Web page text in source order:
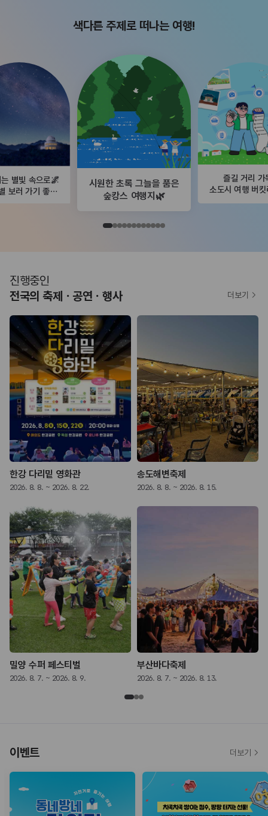
색다른 주제로 떠나는 여행!
별빛 속으로🌌
보러 가기 좋은
시원한 초록 그늘을 품은
숲캉스 여행지🌿
즐길 거리 가
소도시 여행 버킷
진행중인
전국의 축제ㆍ공연ㆍ행사
한강 다리밑 영화관
2026. 8. 8. ~ 2026. 8. 22.
송도해변축제
2026. 8. 8. ~ 2026. 8. 15.
밀양 수퍼 페스티벌
2026. 8. 7. ~ 2026. 8. 9.
부산바다축제
2026. 8. 7. ~ 2026. 8. 13.
더보기
이벤트 더보기